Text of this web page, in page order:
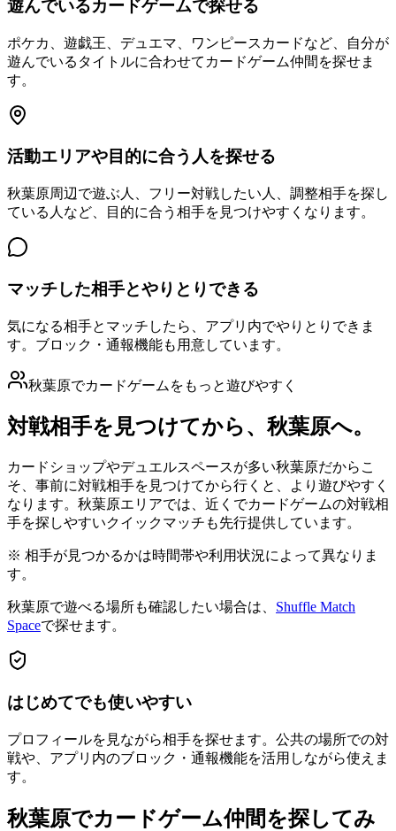
遊んでいるカードゲームで探せる
ポケカ、遊戯王、デュエマ、ワンピースカードなど、自分が
遊んでいるタイトルに合わせてカードゲーム仲間を探せま
す。
活動エリアや目的に合う人を探せる
秋葉原周辺で遊ぶ人、フリー対戦したい人、調整相手を探し
ている人など、目的に合う相手を見つけやすくなります。
マッチした相手とやりとりできる
気になる相手とマッチしたら、アプリ内でやりとりできま
す。ブロック・通報機能も用意しています。
秋葉原でカードゲームをもっと遊びやすく
対戦相手を見つけてから、秋葉原へ。
カードショップやデュエルスペースが多い秋葉原だからこ
そ、事前に対戦相手を見つけてから行くと、より遊びやすく
なります。秋葉原エリアでは、近くでカードゲームの対戦相
手を探しやすいクイックマッチも先行提供しています。
※ 相手が見つかるかは時間帯や利用状況によって異なりま
す。
秋葉原で遊べる場所も確認したい場合は、 Shuffle Match
Spaceで探せます。
はじめてでも使いやすい
プロフィールを見ながら相手を探せます。公共の場所での対
戦や、アプリ内のブロック・通報機能を活用しながら使えま
す。
秋葉原でカードゲーム仲間を探してみ